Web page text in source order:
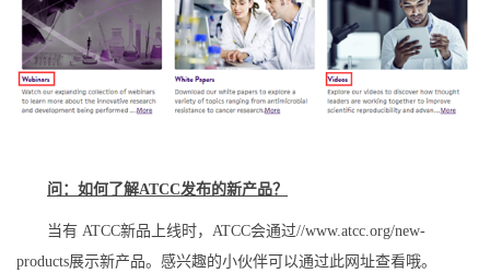
问：如何了解ATCC发布的新产品？
当有 ATCC新品上线时，ATCC会通过//www.atcc.org/new-
products展示新产品。感兴趣的小伙伴可以通过此网址查看哦。